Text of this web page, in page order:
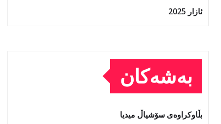
ئازار 2025
بەشەکان
بڵاوکراوەی سۆشیاڵ میدیا